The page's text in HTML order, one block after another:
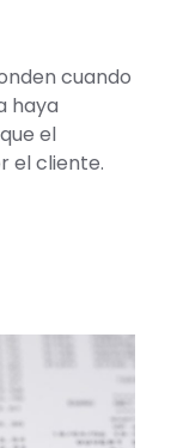
cuando
haya
el
el cliente.